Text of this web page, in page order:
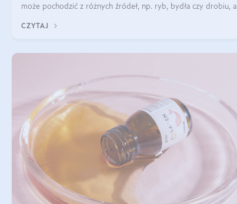
może pochodzić z różnych źródeł, np. ryb, bydła czy drobiu, a
sprawdza się kolagen rybi, a dla wspierania stawów — kolagen
CZYTAJ